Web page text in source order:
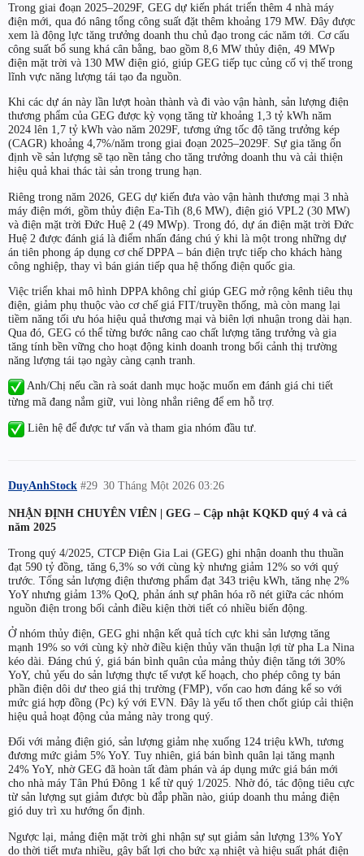
Trong giai đoạn 2025–2029F, GEG dự kiến phát triển thêm 4 nhà máy
điện mới, qua đó nâng tổng công suất đặt thêm khoảng 179 MW. Đây được
xem là động lực tăng trưởng doanh thu chủ đạo trong các năm tới. Cơ cấu
công suất bổ sung khá cân bằng, bao gồm 8,6 MW thủy điện, 49 MWp
điện mặt trời và 130 MW điện gió, giúp GEG tiếp tục củng cố vị thế trong
lĩnh vực năng lượng tái tạo đa nguồn.
Khi các dự án này lần lượt hoàn thành và đi vào vận hành, sản lượng điện
thương phẩm của GEG được kỳ vọng tăng từ khoảng 1,3 tỷ kWh năm
2024 lên 1,7 tỷ kWh vào năm 2029F, tương ứng tốc độ tăng trưởng kép
(CAGR) khoảng 4,7%/năm trong giai đoạn 2025–2029F. Sự gia tăng ổn
định về sản lượng sẽ tạo nền tảng cho tăng trưởng doanh thu và cải thiện
hiệu quả khai thác tài sản trong trung hạn.
Riêng trong năm 2026, GEG dự kiến đưa vào vận hành thương mại 3 nhà
máy điện mới, gồm thủy điện Ea-Tih (8,6 MW), điện gió VPL2 (30 MW)
và điện mặt trời Đức Huệ 2 (49 MWp). Trong đó, dự án điện mặt trời Đức
Huệ 2 được đánh giá là điểm nhấn đáng chú ý khi là một trong những dự
án tiên phong áp dụng cơ chế DPPA – bán điện trực tiếp cho khách hàng
công nghiệp, thay vì bán gián tiếp qua hệ thống điện quốc gia.
Việc triển khai mô hình DPPA không chỉ giúp GEG mở rộng kênh tiêu thụ
điện, giảm phụ thuộc vào cơ chế giá FIT/truyền thống, mà còn mang lại
tiềm năng tối ưu hóa hiệu quả thương mại và biên lợi nhuận trong dài hạn.
Qua đó, GEG có thể từng bước nâng cao chất lượng tăng trưởng và gia
tăng tính bền vững cho hoạt động kinh doanh trong bối cảnh thị trường
năng lượng tái tạo ngày càng cạnh tranh.
Anh/Chị nếu cần rà soát danh mục hoặc muốn em đánh giá chi tiết
từng mã đang nắm giữ, vui lòng nhắn riêng để em hỗ trợ.
Liên hệ để được tư vấn và tham gia nhóm đầu tư.
DuyAnhStock 30 Tháng Một 2026 03:26
#29
NHẬN ĐỊNH CHUYÊN VIÊN | GEG – Cập nhật KQKD quý 4 và cả
năm 2025
Trong quý 4/2025, CTCP Điện Gia Lai (GEG) ghi nhận doanh thu thuần
đạt 590 tỷ đồng, tăng 6,3% so với cùng kỳ nhưng giảm 12% so với quý
trước. Tổng sản lượng điện thương phẩm đạt 343 triệu kWh, tăng nhẹ 2%
YoY nhưng giảm 13% QoQ, phản ánh sự phân hóa rõ nét giữa các nhóm
nguồn điện trong bối cảnh điều kiện thời tiết có nhiều biến động.
Ở nhóm thủy điện, GEG ghi nhận kết quả tích cực khi sản lượng tăng
mạnh 19% so với cùng kỳ nhờ điều kiện thủy văn thuận lợi từ pha La Nina
kéo dài. Đáng chú ý, giá bán bình quân của mảng thủy điện tăng tới 30%
YoY, chủ yếu do sản lượng thực tế vượt kế hoạch, cho phép công ty bán
phần điện dôi dư theo giá thị trường (FMP), vốn cao hơn đáng kể so với
mức giá hợp đồng (Pc) ký với EVN. Đây là yếu tố then chốt giúp cải thiện
hiệu quả hoạt động của mảng này trong quý.
Đối với mảng điện gió, sản lượng giảm nhẹ xuống 124 triệu kWh, tương
đương mức giảm 5% YoY. Tuy nhiên, giá bán bình quân lại tăng mạnh
24% YoY, nhờ GEG đã hoàn tất đàm phán và áp dụng mức giá bán mới
cho nhà máy Tân Phú Đông 1 kể từ quý 1/2025. Nhờ đó, tác động tiêu cực
từ sản lượng sụt giảm được bù đắp phần nào, giúp doanh thu mảng điện
gió duy trì xu hướng ổn định.
Ngược lại, mảng điện mặt trời ghi nhận sự sụt giảm sản lượng 13% YoY
do thời tiết mưa nhiều, gây bất lợi cho bức xạ nhiệt và hiệu suất phát điện